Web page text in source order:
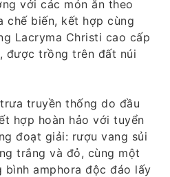
với các món ăn theo
chế biến, kết hợp cùng
Lacryma Christi cao cấp
được trồng trên đất núi
truyền thống do đầu
hợp hoàn hảo với tuyển
đoạt giải: rượu vang sủi
trắng và đỏ, cùng một
amphora độc đáo lấy